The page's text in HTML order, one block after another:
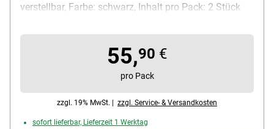
verstellbar, Farbe: schwarz, Inhalt pro Pack: 2 Stück
55,90 €
pro Pack
zzgl. 19% MwSt. | zzgl. Service- & Versandkosten
sofort lieferbar, Lieferzeit 1 Werktag